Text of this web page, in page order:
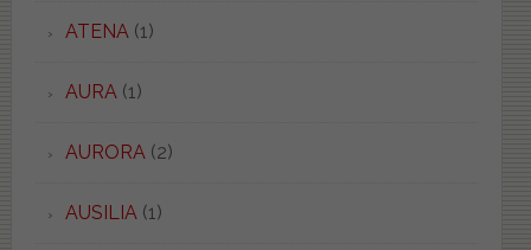
ATENA (1)
AURA (1)
AURORA (2)
AUSILIA (1)